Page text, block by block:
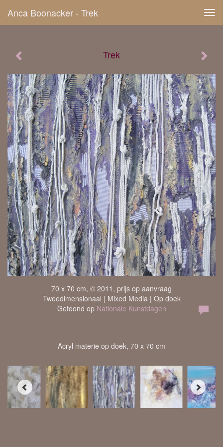
Anca Boonacker - Trek
Trek
70 x 70 cm, © 2011, prijs op aanvraag
Tweedimensionaal | Mixed Media | Op doek
Getoond op Nationale Kunstdagen
Acryl materie op doek, 70 x 70 cm